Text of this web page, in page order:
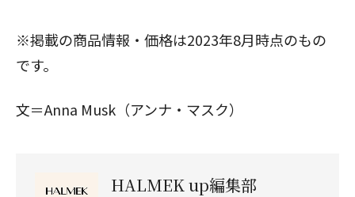
※掲載の商品情報・価格は2023年8月時点のもの
です。
文＝Anna Musk（アンナ・マスク）
HALMEK up編集部